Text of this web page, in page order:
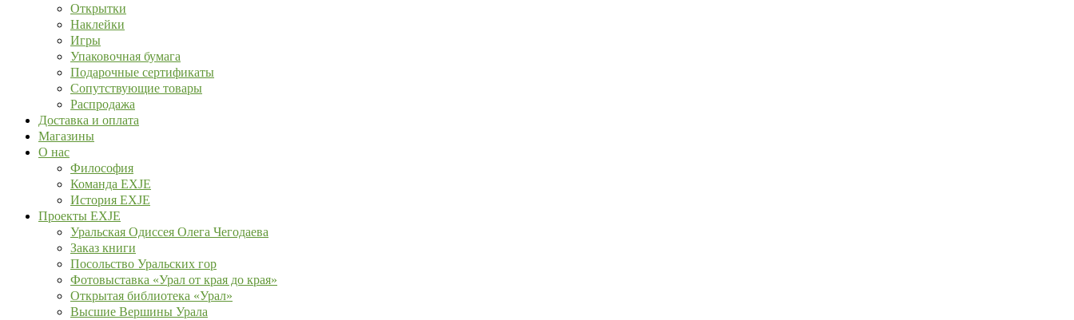
Открытки
Наклейки
Игры
Упаковочная бумага
Подарочные сертификаты
Сопутствующие товары
Распродажа
Доставка и оплата
Магазины
О нас
Философия
Команда EXJE
История EXJE
Проекты EXJE
Уральская Одиссея Олега Чегодаева
Заказ книги
Посольство Уральских гор
Фотовыставка «Урал от края до края»
Открытая библиотека «Урал»
Высшие Вершины Урала